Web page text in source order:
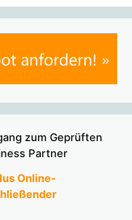
zum Geprüften
Partner
Online-